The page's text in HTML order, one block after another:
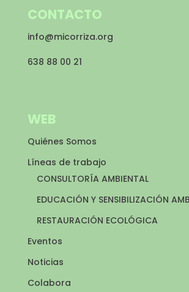
CONTACTO
info@micorriza.org
638 88 00 21
WEB
Quiénes Somos
Líneas de trabajo
CONSULTORÍA AMBIENTAL
EDUCACIÓN Y SENSIBILIZACIÓN
RESTAURACIÓN ECOLÓGICA
Eventos
Noticias
Colabora